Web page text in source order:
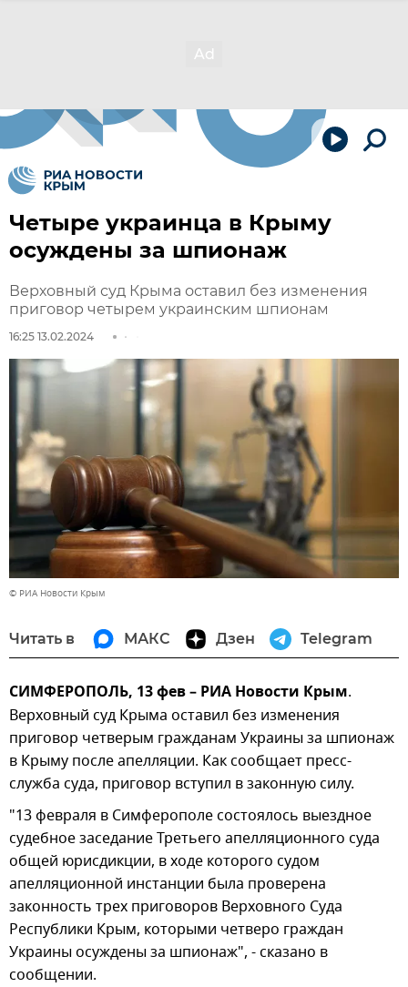
Четыре украинца в Крыму
осуждены за шпионаж
Верховный суд Крыма оставил без изменения
приговор четырем украинским шпионам
16:25 13.02.2024
© РИА Новости Крым
Читать в МАКС Дзен Telegram
СИМФЕРОПОЛЬ, 13 фев – РИА Новости Крым.
Верховный суд Крыма оставил без изменения
приговор четверым гражданам Украины за шпионаж
в Крыму после апелляции. Как сообщает пресс-
служба суда, приговор вступил в законную силу.
"13 февраля в Симферополе состоялось выездное
судебное заседание Третьего апелляционного суда
общей юрисдикции, в ходе которого судом
апелляционной инстанции была проверена
законность трех приговоров Верховного Суда
Республики Крым, которыми четверо граждан
Украины осуждены за шпионаж", - сказано в
сообщении.